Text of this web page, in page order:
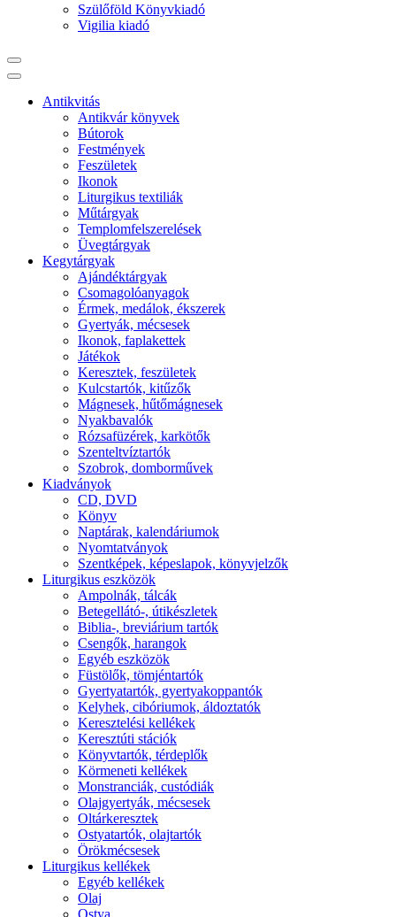
Szülőföld Könyvkiadó
Vigilia kiadó
Antikvitás
Antikvár könyvek
Bútorok
Festmények
Feszületek
Ikonok
Liturgikus textiliák
Műtárgyak
Templomfelszerelések
Üvegtárgyak
Kegytárgyak
Ajándéktárgyak
Csomagolóanyagok
Érmek, medálok, ékszerek
Gyertyák, mécsesek
Ikonok, faplakettek
Játékok
Keresztek, feszületek
Kulcstartók, kitűzők
Mágnesek, hűtőmágnesek
Nyakbavalók
Rózsafüzérek, karkötők
Szenteltvíztartók
Szobrok, domborművek
Kiadványok
CD, DVD
Könyv
Naptárak, kalendáriumok
Nyomtatványok
Szentképek, képeslapok, könyvjelzők
Liturgikus eszközök
Ampolnák, tálcák
Betegellátó-, útikészletek
Biblia-, breviárium tartók
Csengők, harangok
Egyéb eszközök
Füstölők, tömjéntartók
Gyertyatartók, gyertyakoppantók
Kelyhek, cibóriumok, áldoztatók
Keresztelési kellékek
Keresztúti stációk
Könyvtartók, térdeplők
Körmeneti kellékek
Monstranciák, custódiák
Olajgyertyák, mécsesek
Oltárkeresztek
Ostyatartók, olajtartók
Örökmécsesek
Liturgikus kellékek
Egyéb kellékek
Olaj
Ostya